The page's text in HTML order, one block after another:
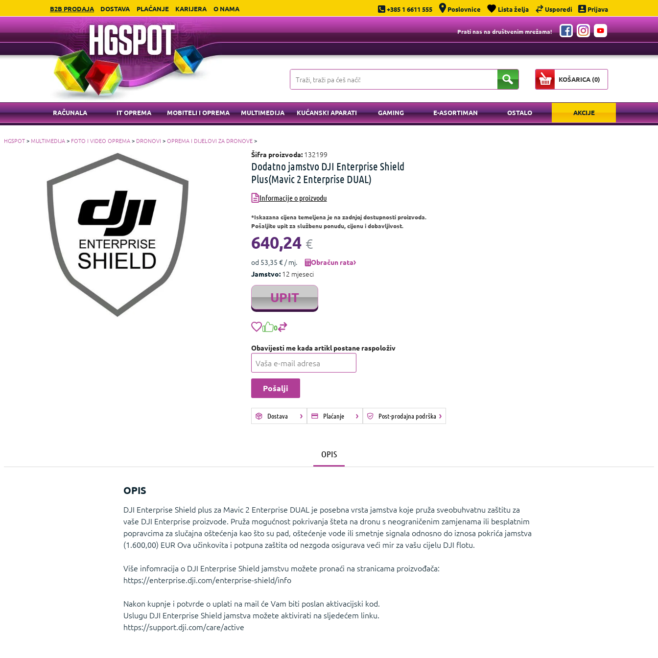
B2B PRODAJA DOSTAVA PLAĆANJE KARIJERA O NAMA +385 1 6611 555 Poslovnice Lista želja Usporedi Prijava
Prati nas na društvenim mrežama!
KOŠARICA (0)
RAČUNALA IT OPREMA MOBITELI I OPREMA MULTIMEDIJA KUĆANSKI APARATI GAMING E-ASORTIMAN OSTALO AKCIJE
HGSPOT>MULTIMEDIJA> FOTO I VIDEO OPREMA> DRONOVI >OPREMA I DIJELOVI ZA DRONOVE>
Šifra proizvoda: 132199
Dodatno jamstvo DJI Enterprise Shield
Plus(Mavic 2 Enterprise DUAL)
Informacije o proizvodu
*Iskazana cijena temeljena je na zadnjoj dostupnosti proizvoda.
Pošaljite upit za službenu ponudu, cijenu i dobavljivost.
640,24 €
od 53,35 € / mj.
Obračun rata
Jamstvo:12 mjeseci
UPIT
0
Obavijesti me kada artikl postane raspoloživ
Dostava Plaćanje Post-prodajna podrška
OPIS
OPIS
DJI Enterprise Shield plus za Mavic 2 Enterprise DUAL je posebna vrsta jamstva koje pruža sveobuhvatnu zaštitu za
vaše DJI Enterprise proizvode. Pruža mogućnost pokrivanja šteta na dronu s neograničenim zamjenama ili besplatnim
popravcima za slučajna oštećenja kao što su pad, oštećenje vode ili smetnje signala odnosno do iznosa pokrića jamstva
(1.600,00) EUR Ova učinkovita i potpuna zaštita od nezgoda osigurava veći mir za vašu cijelu DJI flotu.
Više infomracija o DJI Enterprise Shield jamstvu možete pronaći na stranicama proizvođača:
https://enterprise.dji.com/enterprise-shield/info
Nakon kupnje i potvrde o uplati na mail će Vam biti poslan aktivacijski kod.
Uslugu DJI Enterprise Shield jamstva možete aktivirati na sljedećem linku.
https://support.dji.com/care/active